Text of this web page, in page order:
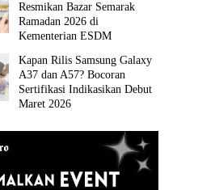
Resmikan Bazar Semarak
Ramadan 2026 di
Kementerian ESDM
Kapan Rilis Samsung Galaxy
A37 dan A57? Bocoran
Sertifikasi Indikasikan Debut
Maret 2026